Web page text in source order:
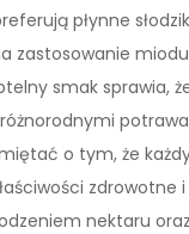
płynne
zastosowanie
smak sprawia,
o tym, że
zdrowotne
nektaru